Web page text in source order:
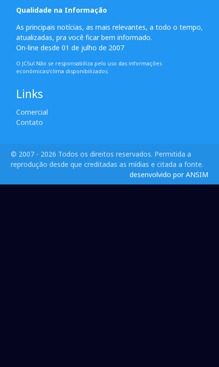
Qualidade na Informação
As principais notícias, as mais relevantes, a todo o tempo,
atualizadas, pra você ficar bem informado.
On-line desde 01 de julho de 2007
O JCSul Não se responsabiliza pelo uso das informações
econômicas/clima disponibilizados.
Links
Comercial
Contato
© 2007 - 2026 Todos os direitos reservados. Permitida a
reprodução desde que creditadas as mídias e citada a fonte.
desenvolvido por ANSIM